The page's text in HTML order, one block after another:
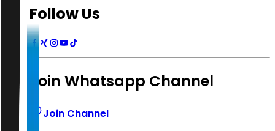
Follow Us
Join Whatsapp Channel
Join Channel